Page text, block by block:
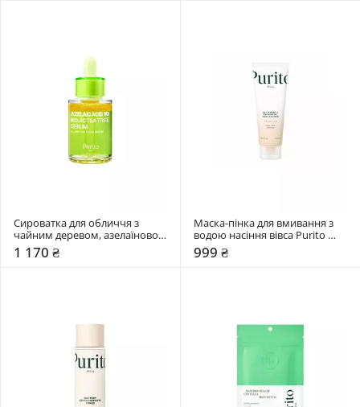
Сироватка для обличчя з
чайним деревом, азелаїновою
та коєвою кислотами Purito
Seoul 30 мл
1 170 ₴
Маска-пінка для вмивання з
водою насіння вівса Purito
Seoul 150 мл
999 ₴